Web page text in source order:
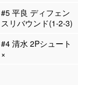
#5 平良 ディフェン
スリバウンド(1-2-3)
#4 清水 2Pシュート
×